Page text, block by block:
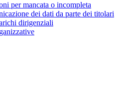
per mancata o incompleta
dei dati da parte dei titolari
dirigenziali